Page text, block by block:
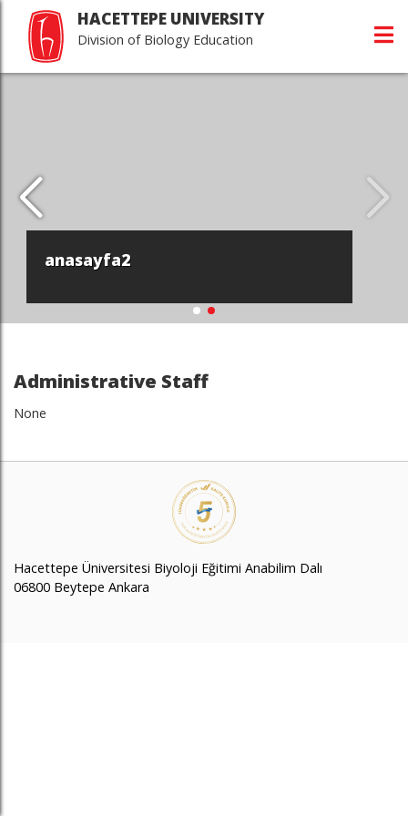
HACETTEPE UNIVERSITY
Division of Biology Education
anasayfa2
Administrative Staff
None
Hacettepe Üniversitesi Biyoloji Eğitimi Anabilim Dalı
06800 Beytepe Ankara